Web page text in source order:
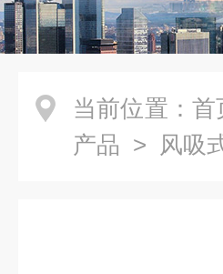
当前位置： 首
产品 > 风吸